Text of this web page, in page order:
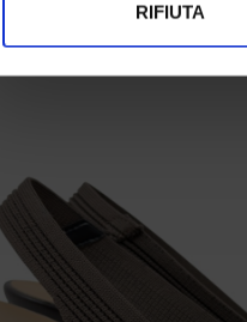
Identificare il tuo
digitali).
nostro traffico.
di analisi dei dati web,
che hanno raccolto dal suo
RIFIUTA